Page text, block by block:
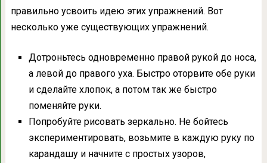
правильно усвоить идею этих упражнений. Вот
несколько уже существующих упражнений.
Дотроньтесь одновременно правой рукой до носа,
а левой до правого уха. Быстро оторвите обе руки
и сделайте хлопок, а потом так же быстро
поменяйте руки.
Попробуйте рисовать зеркально. Не бойтесь
экспериментировать, возьмите в каждую руку по
карандашу и начните с простых узоров,